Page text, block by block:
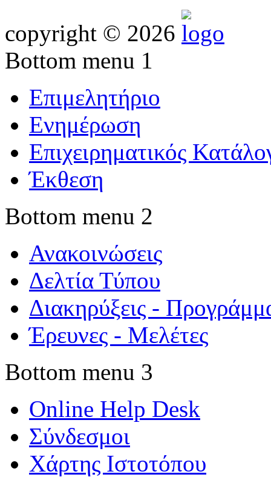
copyright © 2026
Bottom menu 1
Επιμελητήριο
Ενημέρωση
Επιχειρηματικός
Έκθεση
Bottom menu 2
Ανακοινώσεις
Δελτία Τύπου
Διακηρύξεις -
Έρευνες - Μελέτες
Bottom menu 3
Online Help Desk
Σύνδεσμοι
Χάρτης Ιστοτόπου